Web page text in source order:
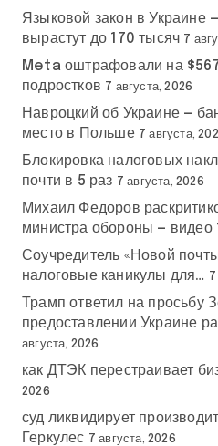
Языковой закон в
вырастут до 170 тысяч 7
Meta оштрафовали на
подростков 7 августа, 2026
Навроцкий об Украине —
место в Польше 7 августа,
Блокировка налоговых
почти в 5 раз 7 августа, 2026
Михаил Федоров
министра обороны — видео
Соучредитель «Новой
налоговые каникулы для… 7
Трамп ответил на просьбу
предоставлении Украине
августа, 2026
как ДТЭК перестраивает
2026
суд ликвидирует
Геркулес 7 августа, 2026